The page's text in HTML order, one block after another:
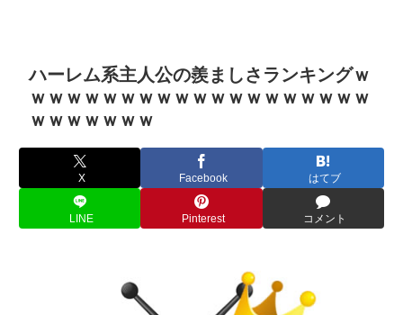
ハーレム系主人公の羨ましさランキングｗ
ｗｗｗｗｗｗｗｗｗｗｗｗｗｗｗｗｗｗｗ
ｗｗｗｗｗｗｗ
X Facebook はてブ
LINE Pinterest コメント